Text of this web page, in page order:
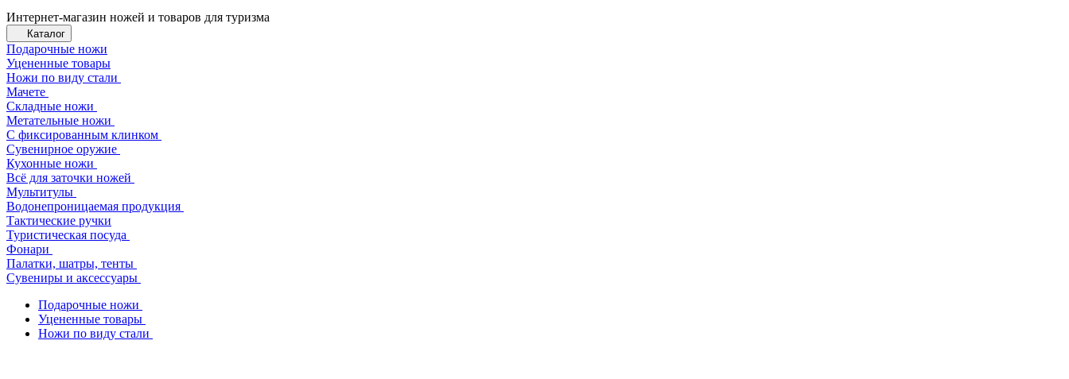
Интернет-магазин ножей и товаров для туризма
Каталог
Подарочные ножи
Уцененные товары
Ножи по виду стали
Мачете
Складные ножи
Метательные ножи
С фиксированным клинком
Сувенирное оружие
Кухонные ножи
Всё для заточки ножей
Мультитулы
Водонепроницаемая продукция
Тактические ручки
Туристическая посуда
Фонари
Палатки, шатры, тенты
Сувениры и аксессуары
Подарочные ножи
Уцененные товары
Ножи по виду стали